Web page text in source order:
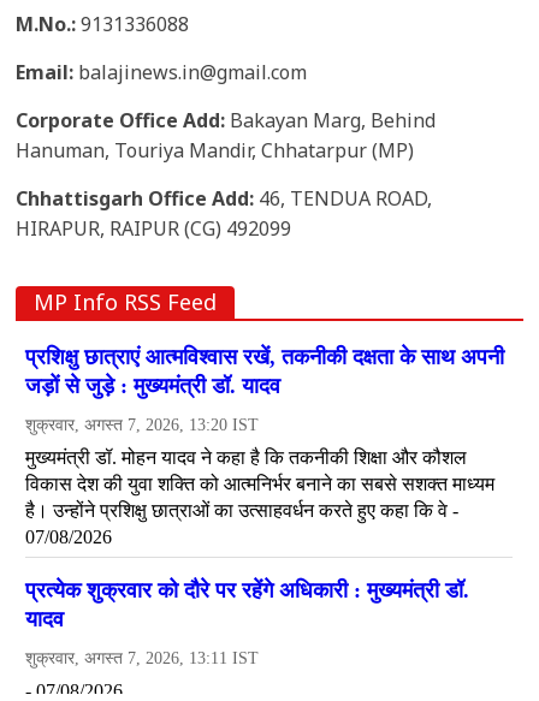
M.No.:9131336088
Email: balajinews.in@gmail.com
Corporate Office Add: Bakayan Marg, Behind
Hanuman, Touriya Mandir, Chhatarpur (MP)
Chhattisgarh Office Add: 46, TENDUA ROAD,
HIRAPUR, RAIPUR (CG) 492099
MP Info RSS Feed